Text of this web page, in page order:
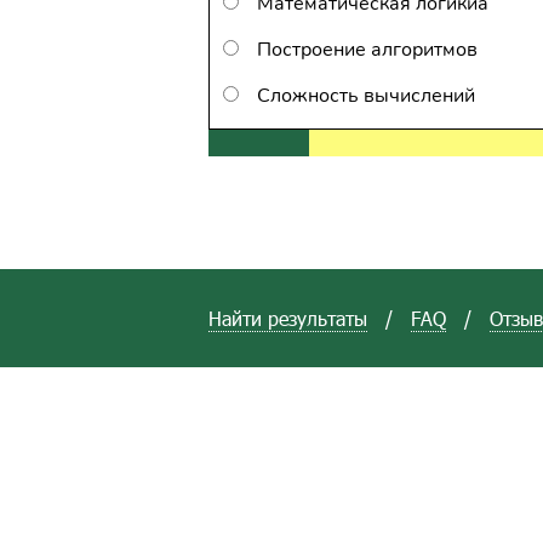
Построение алгоритмов
Сложность вычислений
Найти результаты / FAQ /